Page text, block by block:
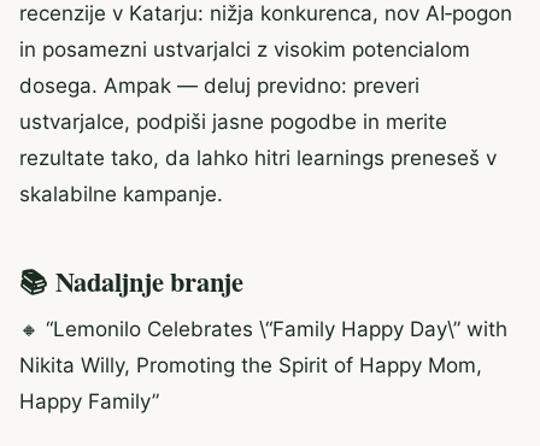
recenzije v Katarju: nižja konkurenca, nov AI‑pogon
in posamezni ustvarjalci z visokim potencialom
dosega. Ampak — deluj previdno: preveri
ustvarjalce, podpiši jasne pogodbe in merite
rezultate tako, da lahko hitri learnings preneseš v
skalabilne kampanje.
📚 Nadaljnje branje
🔸 “Lemonilo Celebrates \“Family Happy Day\” with
Nikita Willy, Promoting the Spirit of Happy Mom,
Happy Family”